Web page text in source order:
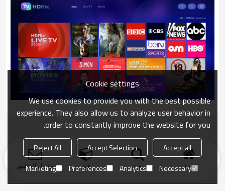
منزل بحث فئة ارسال التحقيق
Cookie settings
We use cookies to provide you with the best possible
experience. They also allow us to analyze user behavior in
order to constantly improve the website for you.
Accept all
Accept Selection
Reject All
Necessary
Analytics
Preferences
Marketing